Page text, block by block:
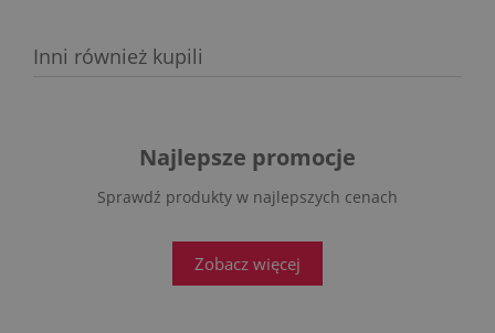
Inni również kupili
Najlepsze promocje
Sprawdź produkty w najlepszych cenach
Zobacz więcej